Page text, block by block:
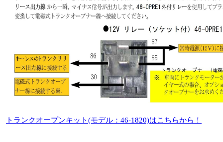
トランクオープンキット(モデル：46-1820)はこちらから！